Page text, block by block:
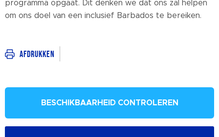
programma opgaat. Dit denken we dat ons zal helpen
om ons doel van een inclusief Barbados te bereiken.
Afdrukken
BESCHIKBAARHEID CONTROLEREN